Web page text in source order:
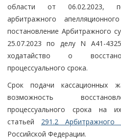
области от 06.02.2023,
арбитражного
постановление Арбитражного
25.07.2023 по делу N А41-
ходатайство о
процессуального срока.
Срок подачи кассационных
возможность
процессуального срока на
статьей 291.2 Арбитражного
Российской Федерации.